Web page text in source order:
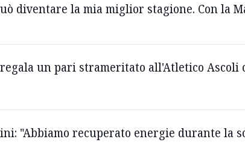
diventare la mia miglior stagione. Con la
un pari strameritato all'Atletico Ascoli
"Abbiamo recuperato energie durante la